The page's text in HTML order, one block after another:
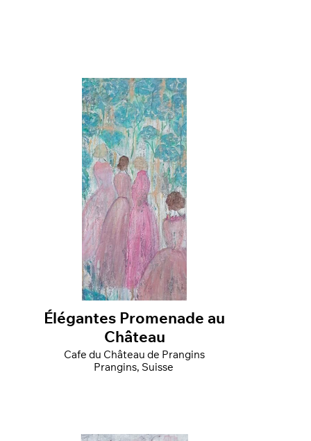
Élégantes Promenade au
Château
Cafe du Château de Prangins
Prangins, Suisse